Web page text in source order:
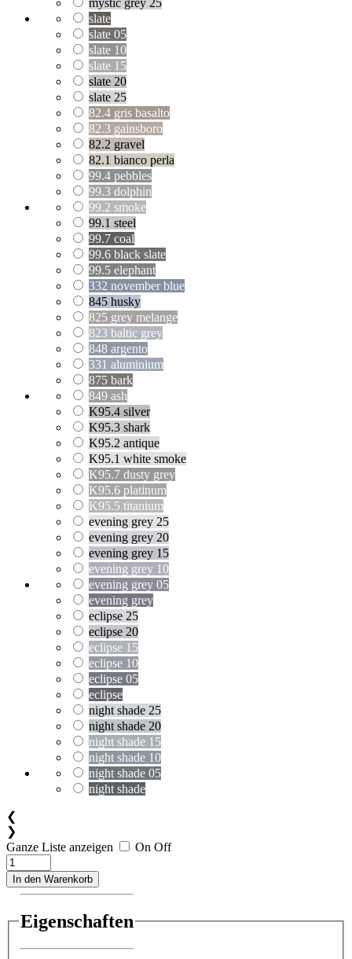
slate
slate 05
slate 10
slate 15
slate 20
slate 25
82.4 gris basalto
82.3 gainsboro
82.2 gravel
82.1 bianco perla
99.4 pebbles
99.3 dolphin
99.2 smoke
99.1 steel
99.7 coal
99.6 black slate
99.5 elephant
332 november blue
845 husky
825 grey melange
823 baltic grey
848 argento
331 aluminium
875 bark
849 ash
K95.4 silver
K95.3 shark
K95.2 antique
K95.1 white smoke
K95.7 dusty grey
K95.6 platinum
K95.5 titanium
evening grey 25
evening grey 20
evening grey 15
evening grey 10
evening grey 05
evening grey
eclipse 25
eclipse 20
eclipse 15
eclipse 10
eclipse 05
eclipse
night shade 25
night shade 20
night shade 15
night shade 10
night shade 05
night shade
❮
❯
Ganze Liste anzeigen
On Off
In den Warenkorb
Eigenschaften